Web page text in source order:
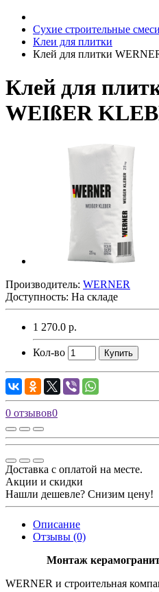
Сухие строительные
Клеи для плитки
Клей для плитки
Клей для
WEIßER
Производитель: WERNER
Доступность: На складе
1 270.0 р.
Кол-во Купить
0 отзывов0
Доставка с оплатой на месте.
Акции и скидки
Нашли дешевле? Снизим цену!
Описание
Отзывы (0)
Монтаж
WERNER и строительная